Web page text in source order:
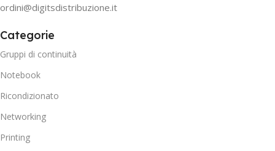
ordini@digitsdistribuzione.it
Categorie
Gruppi di continuità
Notebook
Ricondizionato
Networking
Printing